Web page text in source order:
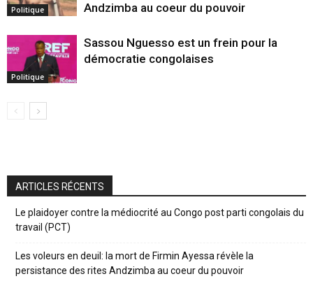
Politique
Andzimba au coeur du pouvoir
Politique
Sassou Nguesso est un frein pour la
démocratie congolaises
ARTICLES RÉCENTS
Le plaidoyer contre la médiocrité au Congo post parti congolais du
travail (PCT)
Les voleurs en deuil: la mort de Firmin Ayessa révèle la
persistance des rites Andzimba au coeur du pouvoir